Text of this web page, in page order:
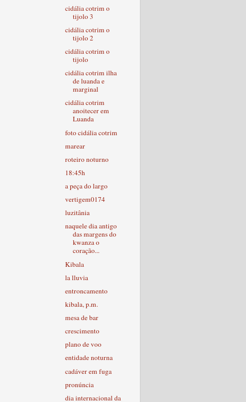
cidália cotrim o
tijolo 3
cidália cotrim o
tijolo 2
cidália cotrim o
tijolo
cidália cotrim ilha
de luanda e
marginal
cidália cotrim
anoitecer em
Luanda
foto cidália cotrim
marear
roteiro noturno
18:45h
a peça do largo
vertigem0174
luzitânia
naquele dia antigo
das margens do
kwanza o
coração...
Kibala
la lluvia
entroncamento
kibala, p.m.
mesa de bar
crescimento
plano de voo
entidade noturna
cadáver em fuga
pronúncia
dia internacional da